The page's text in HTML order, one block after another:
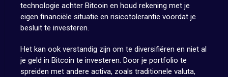
technologie achter Bitcoin en houd rekening met je
eigen financiële situatie en risicotolerantie voordat je
besluit te investeren.
Het kan ook verstandig zijn om te diversifiëren en niet al
je geld in Bitcoin te investeren. Door je portfolio te
spreiden met andere activa, zoals traditionele valuta,